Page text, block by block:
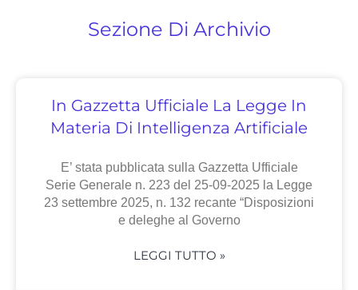
Sezione Di Archivio
In Gazzetta Ufficiale La Legge In
Materia Di Intelligenza Artificiale
E’ stata pubblicata sulla Gazzetta Ufficiale
Serie Generale n. 223 del 25-09-2025 la Legge
23 settembre 2025, n. 132 recante “Disposizioni
e deleghe al Governo
LEGGI TUTTO »